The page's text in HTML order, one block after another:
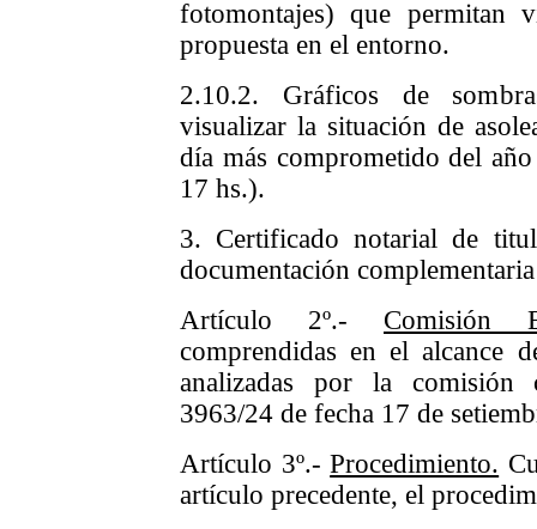
fotomontajes) que permitan
propuesta en el entorno.
2.10.2. Gráficos de
visualizar la situación de
día más comprometido del
17 hs.).
3. Certificado notarial de
documentación
Artículo 2º.- Comisión
comprendidas en el alcance
analizadas por la comisión
3963/24 de fecha 17 de
Artículo 3º.-Procedimiento.
artículo precedente, el